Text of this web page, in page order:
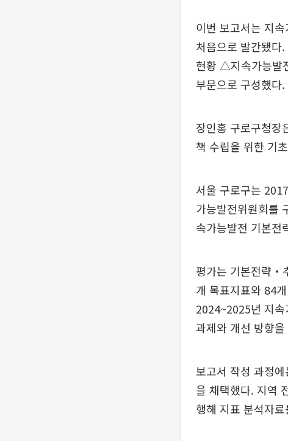
이번 보고서는 지
처음으로 발간됐
현황 △지속가능발
부문으로 구성했다.
장인홍 구로구청장
책 수립을 위한 기
서울 구로구는
가능발전위원회를
속가능발전 기본전
평가는 기본전략
개 목표지표와 84
2024~2025년 지
과제와 개선 방향
보고서 작성 과정
을 채택했다. 지역
행해 지표 분석자